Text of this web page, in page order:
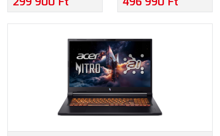
AMD RYZEN 5-7535HS,
3050 6GB, MAGYAR
OPERÁCIÓS RENDSZER
NÉLKÜL, 3 ÉV GARANCIA,
FEKETE SZÍNBEN
FULLHD, INTEL CORE I7-
RTX 5050 8GB, MAGYAR
BILLENTYŰZET,
OPERÁCIÓS RENDSZER
NÉLKÜL, 3 ÉV GARANCIA,
FEKETE SZÍNBEN